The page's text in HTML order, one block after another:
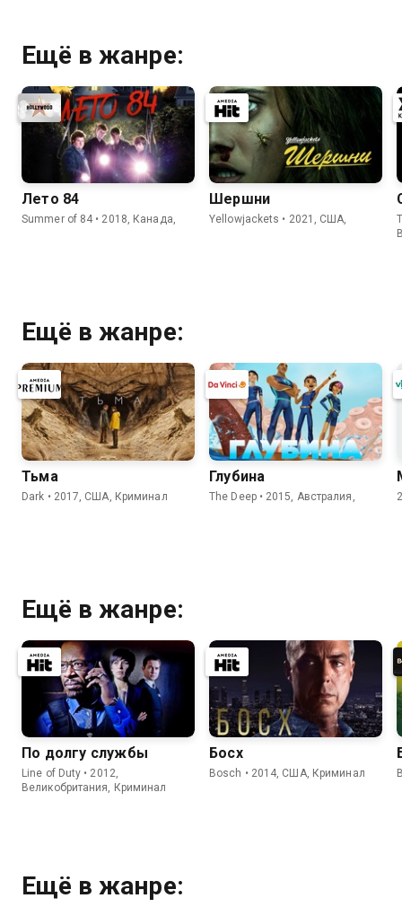
Ещё в жанре:
Лето 84
Summer of 84 • 2018, Канада,
Шершни
Yellowjackets • 2021, США,
Ещё в жанре:
Тьма
Dark • 2017, США, Криминал
Глубина
The Deep • 2015, Австралия,
Ещё в жанре:
По долгу службы
Line of Duty • 2012,
Великобритания, Криминал
Босх
Bosch • 2014, США, Криминал
Ещё в жанре: